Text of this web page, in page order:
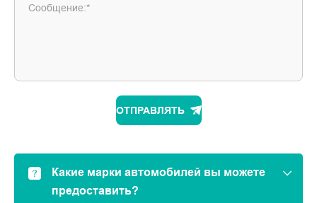
Сообщение:*
ОТПРАВЛЯТЬ
Какие марки автомобилей вы можете
предоставить?